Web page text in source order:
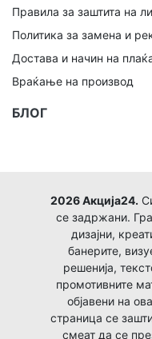
Правила за заштита на
Политика за замена и
Достава и начин на
Враќање на производ
БЛОГ
2026 Акција24.
се задржани.
дизајни,
банерите,
решенија,
промотивните
објавени на
страница се
смеат да се